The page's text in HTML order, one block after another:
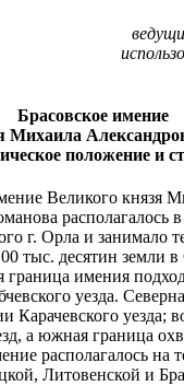
Брасовское имение
Михаила
положение и
Великого князя
располагалось
г. Орла и занимало
тыс. десятин земли в
граница имения
уезда.
Карачевского уезда;
а южная граница
располагалось на
Литовенской и